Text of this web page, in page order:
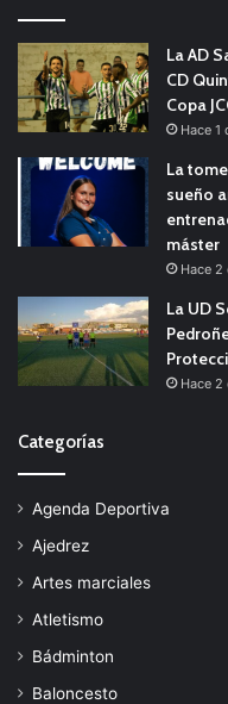
La AD
CD
Copa
Hace 1
La
sueño
máster
Hace 2
La UD
Hace 2
Categorías
Agenda Deportiva
Ajedrez
Artes marciales
Atletismo
Bádminton
Baloncesto